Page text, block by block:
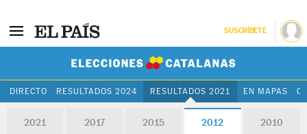
SUSCRÍBETE
DIRECTO RESULTADOS 2024 RESULTADOS 2021 EN MAPAS
2021 2017 2015 2012 2010